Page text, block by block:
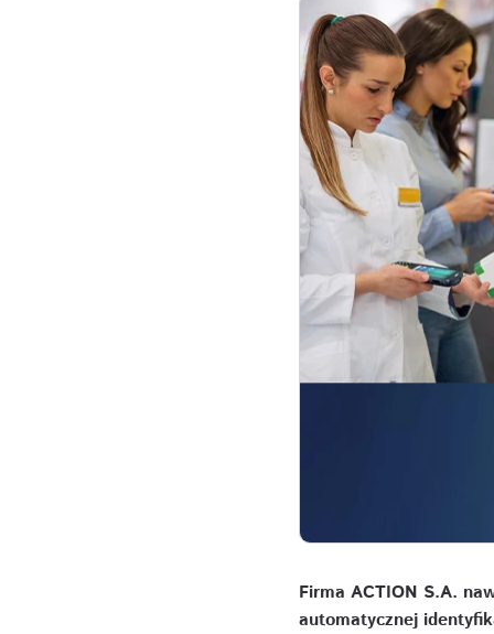
Firma ACTION S.A.
automatycznej